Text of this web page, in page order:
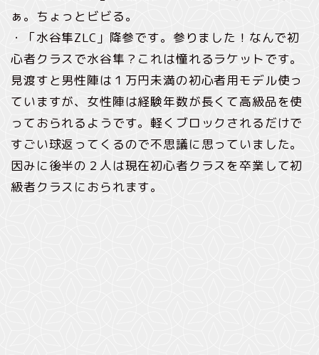
ぁ。ちょっとビビる。
・「水谷隼ZLC」降参です。参りました！なんで初
心者クラスで水谷隼？これは憧れるラケットです。
見渡すと男性陣は１万円未満の初心者用モデル使っ
ていますが、女性陣は経験年数が長くて高級品を使
っておられるようです。軽くブロックされるだけで
すごい球返ってくるので不思議に思っていました。
因みに後半の２人は現在初心者クラスを卒業して初
級者クラスにおられます。